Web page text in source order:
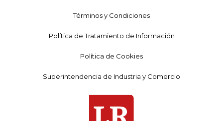
Términos y Condiciones
Política de Tratamiento de Información
Política de Cookies
Superintendencia de Industria y Comercio